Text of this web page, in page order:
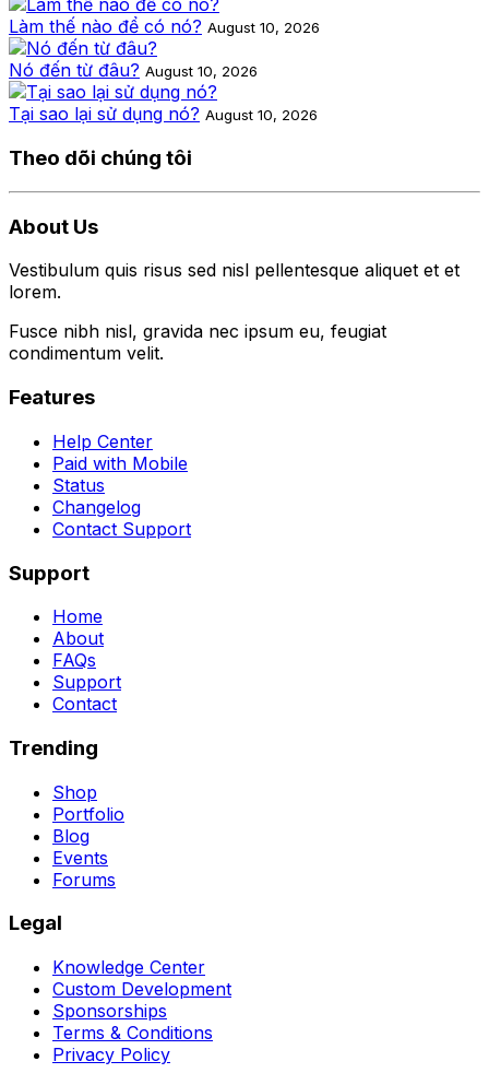
Làm thế nào để có nó? August 10, 2026
Nó đến từ đâu? August 10, 2026
Tại sao lại sử dụng nó? August 10, 2026
Theo dõi chúng tôi
About Us
Vestibulum quis risus sed nisl pellentesque aliquet et et
lorem.
Fusce nibh nisl, gravida nec ipsum eu, feugiat
condimentum velit.
Features
Help Center
Paid with Mobile
Status
Changelog
Contact Support
Support
Home
About
FAQs
Support
Contact
Trending
Shop
Portfolio
Blog
Events
Forums
Legal
Knowledge Center
Custom Development
Sponsorships
Terms & Conditions
Privacy Policy